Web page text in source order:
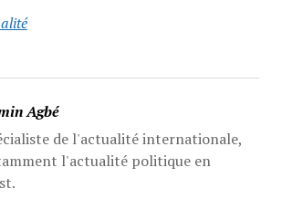
Agbé
de l'actualité internationale,
l'actualité politique en